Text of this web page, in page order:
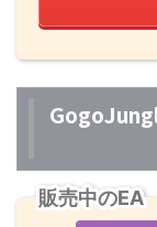
販売中のEA